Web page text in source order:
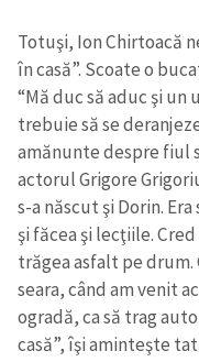
Trimite o informație
in English
Totuşi, Ion Chirtoacă
în casă”. Scoate o
“Mă duc să aduc şi un
trebuie să se
amănunte despre fiul
actorul Grigore
s-a născut şi Dorin.
şi făcea şi lecţiile. Cred
trăgea asfalt pe drum.
seara, când am venit
ogradă, ca să trag
casă”, îşi aminteşte